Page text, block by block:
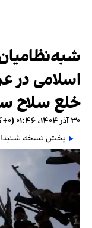
اسلامی در
خلع سلاح
۳۰ آذر ۱۴۰۴، ۰۱:۴۶ (‎+۰ گرینویچ)
پخش نسخه